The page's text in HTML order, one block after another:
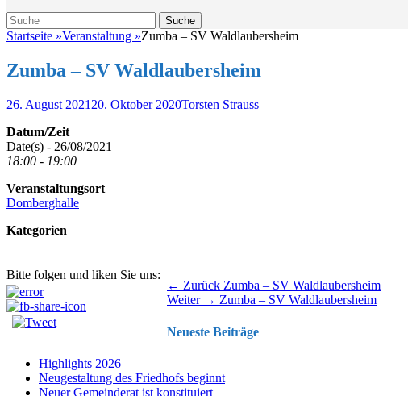
Suche
Suche
nach:
Startseite »Veranstaltung »Zumba – SV Waldlaubersheim
Zumba – SV Waldlaubersheim
Veröffentlicht
26. August 2021 20. Oktober 2020Autor
Torsten Strauss
Datum/Zeit
Date(s) - 26/08/2021
18:00 - 19:00
Veranstaltungsort
Domberghalle
Kategorien
Bitte folgen und liken Sie uns:
Beitragsnavigation ← Zurück Vorhergehender
Beitrag:
Zumba – SV Waldlaubersheim
Weiter → Nächster
Zumba – SV Waldlaubersheim
Neueste Beiträge
Highlights 2026
Neugestaltung des Friedhofs beginnt
Neuer Gemeinderat ist konstituiert